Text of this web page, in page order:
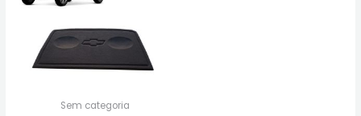
Sem categoria